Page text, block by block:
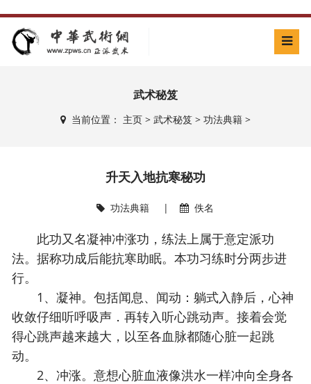
武术秘笈
当前位置： 主页> 武术秘笈> 功法典籍>
升天入地抗寒秘功
功法典籍 | 佚名
此功又名凝神冲涨功，练法上属于意定派功
法。据称功成后能抗寒助眠。本功习练时分两步进
行。
1、凝神。包括闻息、闻动：躺式入静后，心神
收敛仔细听呼吸声．再转入听心跳动声。接着会觉
得心跳声越来越大，以至各血脉都随心脏一起跳
动。
2、冲涨。意想心脏血液像洪水一样冲向全身各